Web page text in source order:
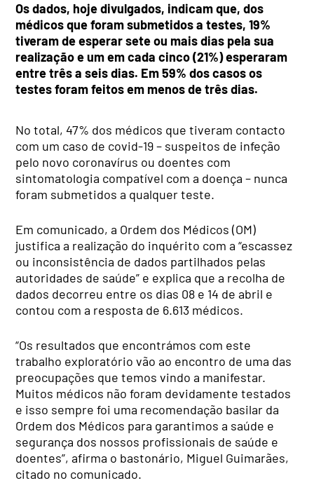
Os dados, hoje divulgados, indicam que, dos
médicos que foram submetidos a testes, 19%
tiveram de esperar sete ou mais dias pela sua
realização e um em cada cinco (21%) esperaram
entre três a seis dias. Em 59% dos casos os
testes foram feitos em menos de três dias.
No total, 47% dos médicos que tiveram contacto
com um caso de covid-19 – suspeitos de infeção
pelo novo coronavírus ou doentes com
sintomatologia compatível com a doença – nunca
foram submetidos a qualquer teste.
Em comunicado, a Ordem dos Médicos (OM)
justifica a realização do inquérito com a “escassez
ou inconsistência de dados partilhados pelas
autoridades de saúde” e explica que a recolha de
dados decorreu entre os dias 08 e 14 de abril e
contou com a resposta de 6.613 médicos.
“Os resultados que encontrámos com este
trabalho exploratório vão ao encontro de uma das
preocupações que temos vindo a manifestar.
Muitos médicos não foram devidamente testados
e isso sempre foi uma recomendação basilar da
Ordem dos Médicos para garantimos a saúde e
segurança dos nossos profissionais de saúde e
doentes”, afirma o bastonário, Miguel Guimarães,
citado no comunicado.